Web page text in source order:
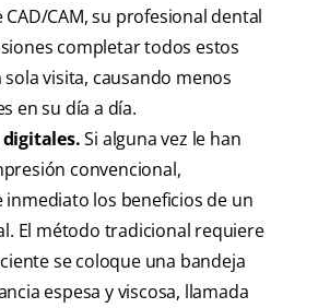
CAM, su profesional dental
completar todos estos
sola visita, causando menos
en su día a día.
Si alguna vez le han
convencional,
inmediato los beneficios de un
El método tradicional requiere
se coloque una bandeja
espesa y viscosa, llamada